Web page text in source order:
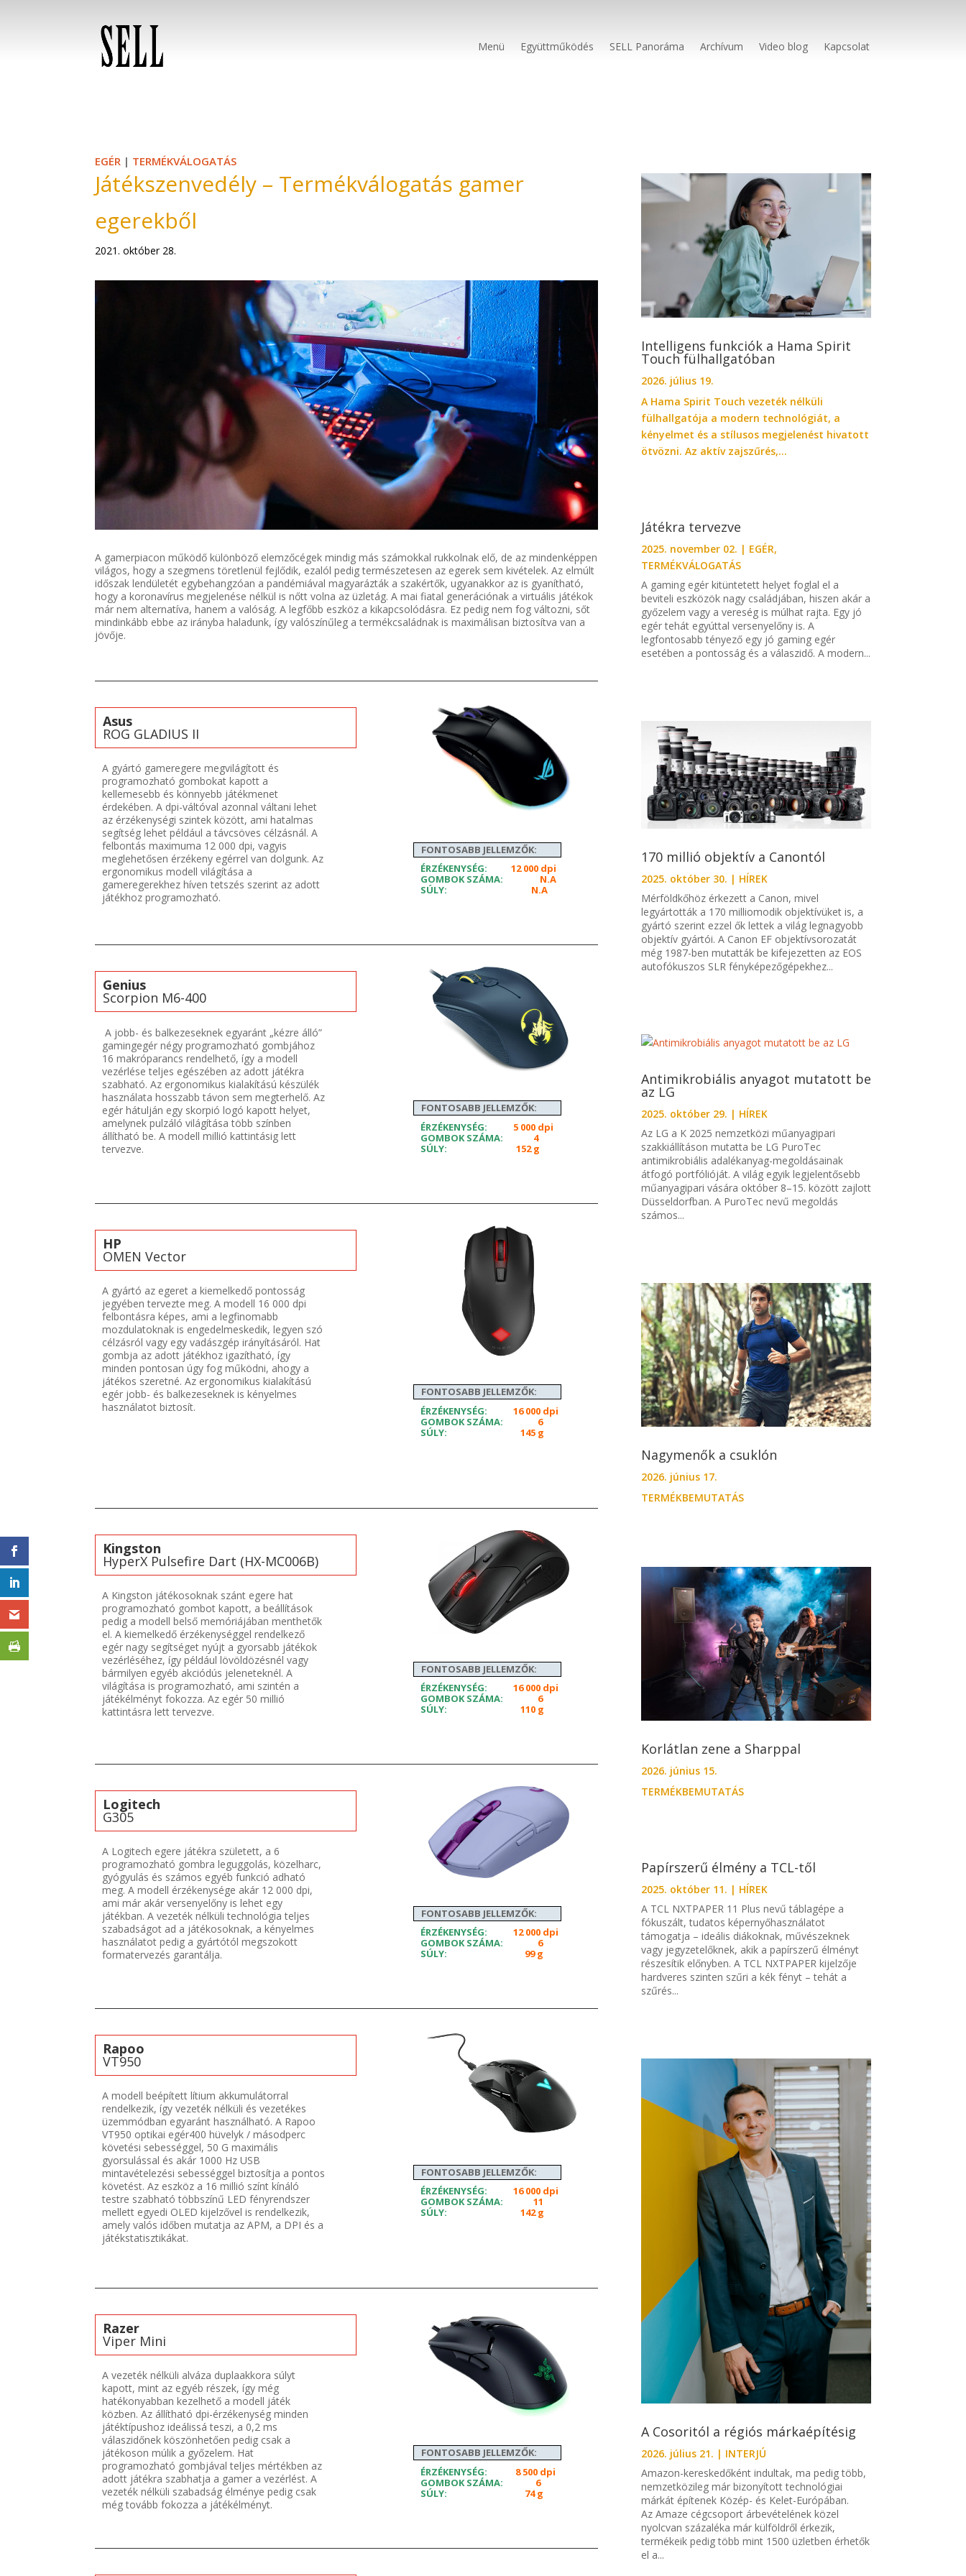
Menü Együttműködés SELL Panoráma Archívum Video blog Kapcsolat
EGÉR | TERMÉKVÁLOGATÁS
Játékszenvedély – Termékválogatás gamer
egerekből
2021. október 28.
A gamerpiacon működő különböző elemzőcégek mindig más számokkal rukkolnak elő, de az mindenképpen
világos, hogy a szegmens töretlenül fejlődik, ezalól pedig természetesen az egerek sem kivételek. Az elmúlt
időszak lendületét egybehangzóan a pandémiával magyarázták a szakértők, ugyanakkor az is gyanítható,
hogy a koronavírus megjelenése nélkül is nőtt volna az üzletág. A mai fiatal generációnak a virtuális játékok
már nem alternatíva, hanem a valóság. A legfőbb eszköz a kikapcsolódásra. Ez pedig nem fog változni, sőt
mindinkább ebbe az irányba haladunk, így valószínűleg a termékcsaládnak is maximálisan biztosítva van a
jövője.
Asus
ROG GLADIUS II
A gyártó gameregere megvilágított és
programozható gombokat kapott a
kellemesebb és könnyebb játékmenet
érdekében. A dpi-váltóval azonnal váltani lehet
az érzékenységi szintek között, ami hatalmas
segítség lehet például a távcsöves célzásnál. A
felbontás maximuma 12 000 dpi, vagyis
meglehetősen érzékeny egérrel van dolgunk. Az
ergonomikus modell világítása a
gameregerekhez híven tetszés szerint az adott
játékhoz programozható.
FONTOSABB JELLEMZŐK:
ÉRZÉKENYSÉG:
12 000 dpi
GOMBOK SZÁMA: N.A
SÚLY:
N.A
Genius
Scorpion M6-400
A jobb- és balkezeseknek egyaránt „kézre álló”
gamingegér négy programozható gombjához
16 makróparancs rendelhető, így a modell
vezérlése teljes egészében az adott játékra
szabható. Az ergonomikus kialakítású készülék
használata hosszabb távon sem megterhelő. Az
egér hátulján egy skorpió logó kapott helyet,
amelynek pulzáló világítása több színben
állítható be. A modell millió kattintásig lett
tervezve.
FONTOSABB JELLEMZŐK:
ÉRZÉKENYSÉG:
5 000 dpi
GOMBOK SZÁMA: 4
SÚLY:
152 g
HP
OMEN Vector
A gyártó az egeret a kiemelkedő pontosság
jegyében tervezte meg. A modell 16 000 dpi
felbontásra képes, ami a legfinomabb
mozdulatoknak is engedelmeskedik, legyen szó
célzásról vagy egy vadászgép irányításáról. Hat
gombja az adott játékhoz igazítható, így
minden pontosan úgy fog működni, ahogy a
játékos szeretné. Az ergonomikus kialakítású
egér jobb- és balkezeseknek is kényelmes
használatot biztosít.
FONTOSABB JELLEMZŐK:
ÉRZÉKENYSÉG:
16 000 dpi
GOMBOK SZÁMA: 6
SÚLY:
145 g
Kingston
HyperX Pulsefire Dart (HX-MC006B)
A Kingston játékosoknak szánt egere hat
programozható gombot kapott, a beállítások
pedig a modell belső memóriájában menthetők
el. A kiemelkedő érzékenységgel rendelkező
egér nagy segítséget nyújt a gyorsabb játékok
vezérléséhez, így például lövöldözésnél vagy
bármilyen egyéb akciódús jeleneteknél. A
világítása is programozható, ami szintén a
játékélményt fokozza. Az egér 50 millió
kattintásra lett tervezve.
FONTOSABB JELLEMZŐK:
ÉRZÉKENYSÉG:
16 000 dpi
GOMBOK SZÁMA: 6
SÚLY:
110 g
Logitech
G305
A Logitech egere játékra született, a 6
programozható gombra leguggolás, közelharc,
gyógyulás és számos egyéb funkció adható
meg. A modell érzékenysége akár 12 000 dpi,
ami már akár versenyelőny is lehet egy
játékban. A vezeték nélküli technológia teljes
szabadságot ad a játékosoknak, a kényelmes
használatot pedig a gyártótól megszokott
formatervezés garantálja.
FONTOSABB JELLEMZŐK:
ÉRZÉKENYSÉG:
12 000 dpi
GOMBOK SZÁMA: 6
SÚLY:
99 g
Rapoo
VT950
A modell beépített lítium akkumulátorral
rendelkezik, így vezeték nélküli és vezetékes
üzemmódban egyaránt használható. A Rapoo
VT950 optikai egér400 hüvelyk / másodperc
követési sebességgel, 50 G maximális
gyorsulással és akár 1000 Hz USB
mintavételezési sebességgel biztosítja a pontos
követést. Az eszköz a 16 millió színt kínáló
testre szabható többszínű LED fényrendszer
mellett egyedi OLED kijelzővel is rendelkezik,
amely valós időben mutatja az APM, a DPI és a
játékstatisztikákat.
FONTOSABB JELLEMZŐK:
ÉRZÉKENYSÉG:
16 000 dpi
GOMBOK SZÁMA: 11
SÚLY:
142 g
Razer
Viper Mini
A vezeték nélküli alváza duplaakkora súlyt
kapott, mint az egyéb részek, így még
hatékonyabban kezelhető a modell játék
közben. Az állítható dpi-érzékenység minden
játéktípushoz ideálissá teszi, a 0,2 ms
válaszidőnek köszönhetően pedig csak a
játékoson múlik a győzelem. Hat
programozható gombjával teljes mértékben az
adott játékra szabhatja a gamer a vezérlést. A
vezeték nélküli szabadság élménye pedig csak
még tovább fokozza a játékélményt.
FONTOSABB JELLEMZŐK:
ÉRZÉKENYSÉG:
8 500 dpi
GOMBOK SZÁMA: 6
SÚLY:
74 g
Intelligens funkciók a Hama Spirit
Touch fülhallgatóban
2026. július 19.
A Hama Spirit Touch vezeték nélküli
fülhallgatója a modern technológiát, a
kényelmet és a stílusos megjelenést hivatott
ötvözni. Az aktív zajszűrés,...
Játékra tervezve
2025. november 02. | EGÉR,
TERMÉKVÁLOGATÁS
A gaming egér kitüntetett helyet foglal el a
beviteli eszközök nagy családjában, hiszen akár a
győzelem vagy a vereség is múlhat rajta. Egy jó
egér tehát egyúttal versenyelőny is. A
legfontosabb tényező egy jó gaming egér
esetében a pontosság és a válaszidő. A modern...
170 millió objektív a Canontól
2025. október 30. | HÍREK
Mérföldkőhöz érkezett a Canon, mivel
legyártották a 170 milliomodik objektívüket is, a
gyártó szerint ezzel ők lettek a világ legnagyobb
objektív gyártói. A Canon EF objektívsorozatát
még 1987-ben mutatták be kifejezetten az EOS
autofókuszos SLR fényképezőgépekhez...
Antimikrobiális anyagot mutatott be
az LG
2025. október 29. | HÍREK
Az LG a K 2025 nemzetközi műanyagipari
szakkiállításon mutatta be LG PuroTec
antimikrobiális adalékanyag-megoldásainak
átfogó portfólióját. A világ egyik legjelentősebb
műanyagipari vására október 8–15. között zajlott
Düsseldorfban. A PuroTec nevű megoldás
számos...
Nagymenők a csuklón
2026. június 17.
TERMÉKBEMUTATÁS
Korlátlan zene a Sharppal
2026. június 15.
TERMÉKBEMUTATÁS
Papírszerű élmény a TCL-től
2025. október 11. | HÍREK
A TCL NXTPAPER 11 Plus nevű táblagépe a
fókuszált, tudatos képernyőhasználatot
támogatja – ideális diákoknak, művészeknek
vagy jegyzetelőknek, akik a papírszerű élményt
részesítik előnyben. A TCL NXTPAPER kijelzője
hardveres szinten szűri a kék fényt – tehát a
szűrés...
A Cosoritól a régiós márkaépítésig
2026. július 21. | INTERJÚ
Amazon-kereskedőként indultak, ma pedig több,
nemzetközileg már bizonyított technológiai
márkát építenek Közép- és Kelet-Európában.
Az Amaze cégcsoport árbevételének közel
nyolcvan százaléka már külföldről érkezik,
termékeik pedig több mint 1500 üzletben érhetők
el a...